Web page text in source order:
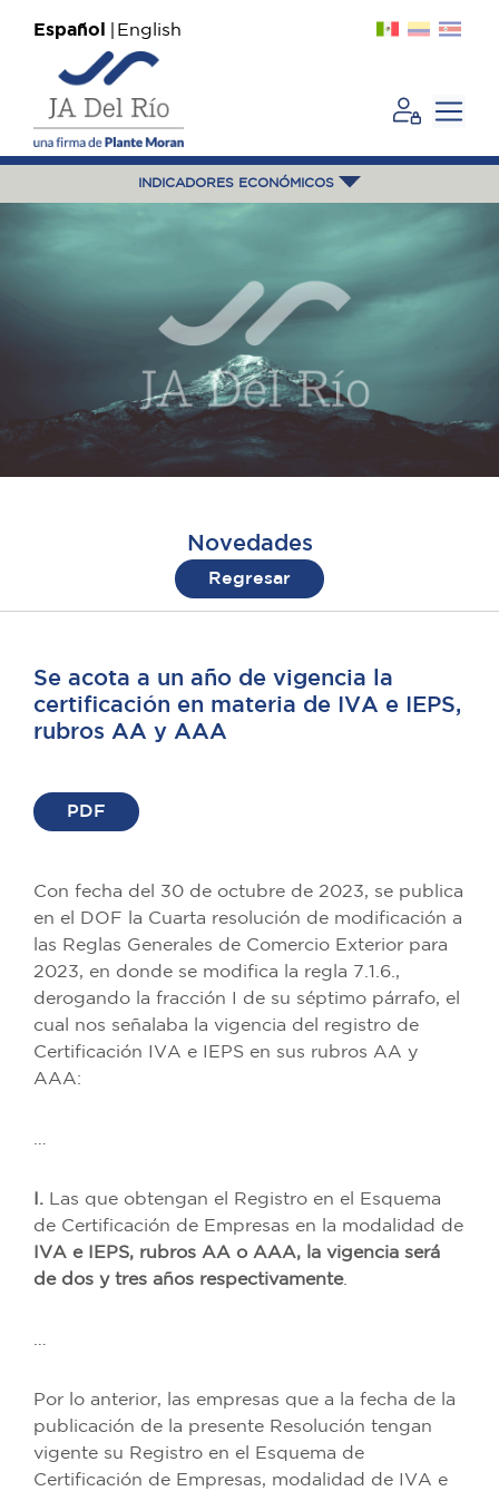
Español English
INDICADORES ECONÓMICOS
Novedades
Regresar
Se acota a un año de vigencia la
certificación en materia de IVA e IEPS,
rubros AA y AAA
PDF
Con fecha del 30 de octubre de 2023, se publica
en el DOF la Cuarta resolución de modificación a
las Reglas Generales de Comercio Exterior para
2023, en donde se modifica la regla 7.1.6.,
derogando la fracción I de su séptimo párrafo, el
cual nos señalaba la vigencia del registro de
Certificación IVA e IEPS en sus rubros AA y
AAA:
…
I. Las que obtengan el Registro en el Esquema
de Certificación de Empresas en la modalidad de
IVA e IEPS, rubros AA o AAA, la vigencia será
de dos y tres años respectivamente.
…
Por lo anterior, las empresas que a la fecha de la
publicación de la presente Resolución tengan
vigente su Registro en el Esquema de
Certificación de Empresas, modalidad de IVA e